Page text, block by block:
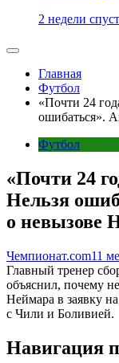
2 недели
Главная
Футбол
«Почти 24
ошибаться».
Футбол
«Почти 24
Нельзя
о невызове
Чемпионат.com11
Главный тренер
объяснил, почему
Неймара в заявку
с Чили и Боливией.
Навигация